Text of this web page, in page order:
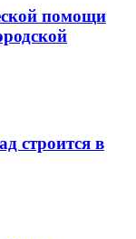
помощи
строится в